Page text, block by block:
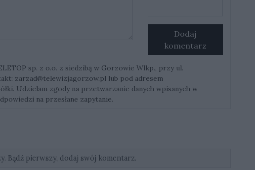
Dodaj
komentarz
sp. z o.o. z siedzibą w Gorzowie Wlkp., przy ul.
zarzad@telewizjagorzow.pl lub pod adresem
Udzielam zgody na przetwarzanie danych wpisanych w
na przesłane zapytanie.
Bądź pierwszy, dodaj swój komentarz.